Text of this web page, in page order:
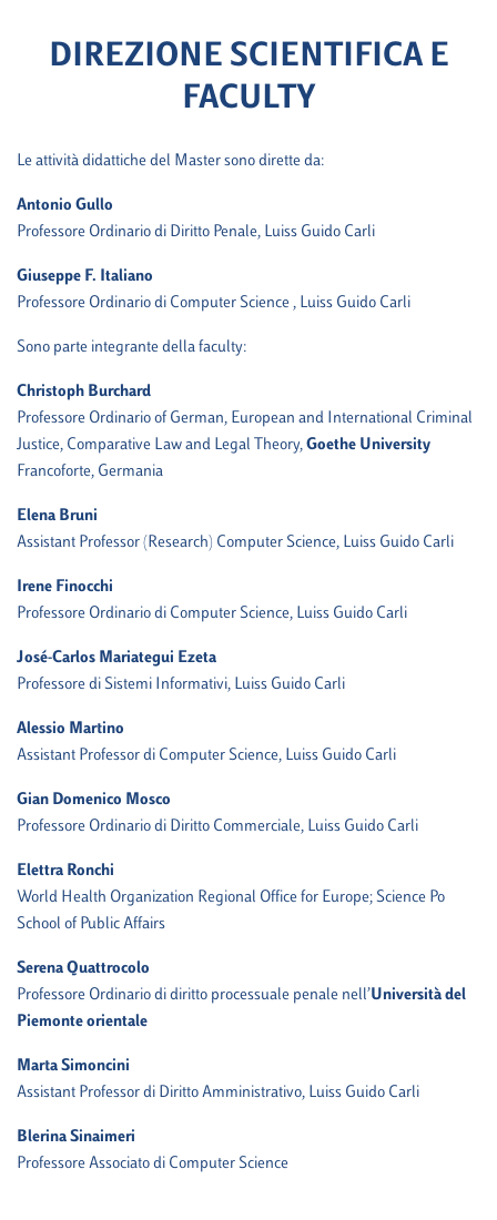
DIREZIONE SCIENTIFICA E
FACULTY
Le attività didattiche del Master sono dirette da:
Antonio Gullo
Professore Ordinario di Diritto Penale, Luiss Guido Carli
Giuseppe F. Italiano
Professore Ordinario di Computer Science , Luiss Guido Carli
Sono parte integrante della faculty:
Christoph Burchard
Professore Ordinario of German, European and International Criminal
Justice, Comparative Law and Legal Theory, Goethe University
Francoforte, Germania
Elena Bruni
Assistant Professor (Research) Computer Science, Luiss Guido Carli
Irene Finocchi
Professore Ordinario di Computer Science, Luiss Guido Carli
José-Carlos Mariategui Ezeta
Professore di Sistemi Informativi, Luiss Guido Carli
Alessio Martino
Assistant Professor di Computer Science, Luiss Guido Carli
Gian Domenico Mosco
Professore Ordinario di Diritto Commerciale, Luiss Guido Carli
Elettra Ronchi
World Health Organization Regional Office for Europe; Science Po
School of Public Affairs
Serena Quattrocolo
Professore Ordinario di diritto processuale penale nell’Università del
Piemonte orientale
Marta Simoncini
Assistant Professor di Diritto Amministrativo, Luiss Guido Carli
Blerina Sinaimeri
Professore Associato di Computer Science